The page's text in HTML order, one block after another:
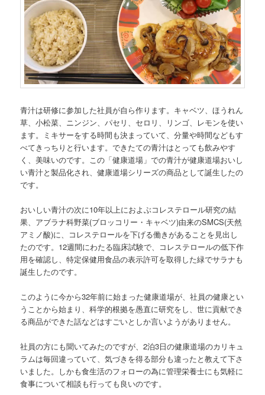
青汁は研修に参加した社員が自ら作ります。キャベツ、ほうれん
草、小松菜、ニンジン、パセリ、セロリ、リンゴ、レモンを使い
ます。ミキサーをする時間も決まっていて、分量や時間などもす
べてきっちりと行います。できたての青汁はとっても飲みやす
く、美味いのです。この「健康道場」での青汁が健康道場おいし
い青汁と製品化され、健康道場シリーズの商品として誕生したの
です。
おいしい青汁の次に10年以上におよぶコレステロール研究の結
果、アブラナ科野菜(ブロッコリー・キャベツ)由来のSMCS(天然
アミノ酸)に、コレステロールを下げる働きがあることを見出し
たのです。12週間にわたる臨床試験で、コレステロールの低下作
用を確認し、特定保健用食品の表示許可を取得した緑でサラナも
誕生したのです。
このように今から32年前に始まった健康道場が、社員の健康とい
うことから始まり、科学的根拠を愚直に研究をし、世に貢献でき
る商品ができた話などはすごいとしか言いようがありません。
社員の方にも聞いてみたのですが、2泊3日の健康道場のカリキュ
ラムは毎回違っていて、気づきを得る部分も違ったと教えて下さ
いました。しかも食生活のフォローの為に管理栄養士にも気軽に
食事について相談も行っても良いのです。